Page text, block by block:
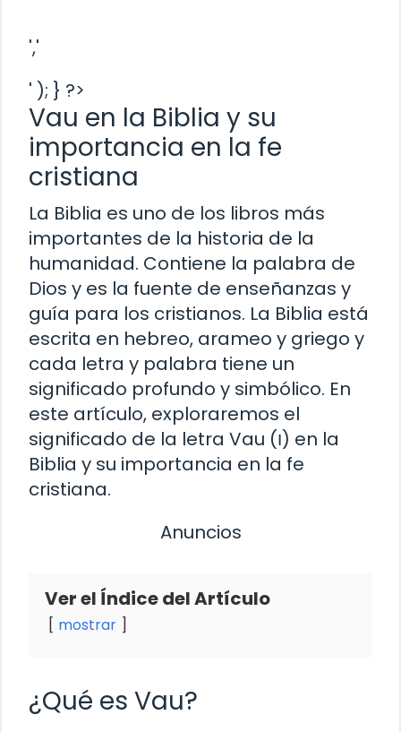
','
' ); } ?>
Vau en la Biblia y su
importancia en la fe
cristiana
La Biblia es uno de los libros más
importantes de la historia de la
humanidad. Contiene la palabra de
Dios y es la fuente de enseñanzas y
guía para los cristianos. La Biblia está
escrita en hebreo, arameo y griego y
cada letra y palabra tiene un
significado profundo y simbólico. En
este artículo, exploraremos el
significado de la letra Vau (ו) en la
Biblia y su importancia en la fe
cristiana.
Anuncios
Ver el Índice del Artículo
mostrar
¿Qué es Vau?